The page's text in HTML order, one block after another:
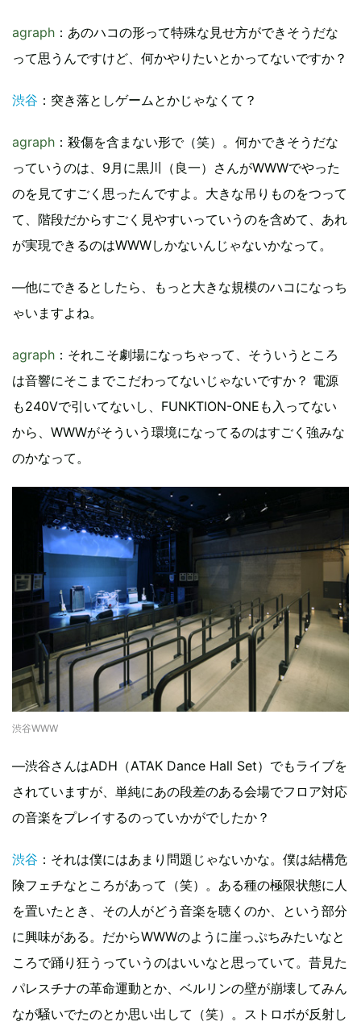
agraph ：あのハコの形って特殊な見せ方ができそうだな
って思うんですけど、何かやりたいとかってないですか？
渋谷 ：突き落としゲームとかじゃなくて？
agraph ：殺傷を含まない形で（笑）。何かできそうだな
っていうのは、9月に黒川（良一）さんがWWWでやった
のを見てすごく思ったんですよ。大きな吊りものをつって
て、階段だからすごく見やすいっていうのを含めて、あれ
が実現できるのはWWWしかないんじゃないかなって。
―他にできるとしたら、もっと大きな規模のハコになっち
ゃいますよね。
agraph ：それこそ劇場になっちゃって、そういうところ
は音響にそこまでこだわってないじゃないですか？ 電源
も240Vで引いてないし、FUNKTION-ONEも入ってない
から、WWWがそういう環境になってるのはすごく強みな
のかなって。
渋谷WWW
―渋谷さんはADH（ATAK Dance Hall Set）でもライブを
されていますが、単純にあの段差のある会場でフロア対応
の音楽をプレイするのっていかがでしたか？
渋谷 ：それは僕にはあまり問題じゃないかな。僕は結構危
険フェチなところがあって（笑）。ある種の極限状態に人
を置いたとき、その人がどう音楽を聴くのか、という部分
に興味がある。だからWWWのように崖っぷちみたいなと
ころで踊り狂うっていうのはいいなと思っていて。昔見た
パレスチナの革命運動とか、ベルリンの壁が崩壊してみん
なが騒いでたのとか思い出して（笑）。ストロボが反射し